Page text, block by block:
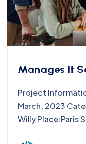
Manages It
Project
March, 2023
Willy Place:Paris